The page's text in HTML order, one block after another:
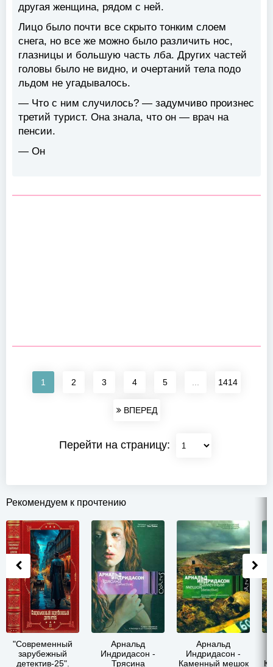
другая женщина, рядом с ней.
Лицо было почти все скрыто тонким слоем
снега, но все же можно было различить нос,
глазницы и большую часть лба. Других частей
головы было не видно, и очертаний тела подо
льдом не угадывалось.
— Что с ним случилось? — задумчиво произнес
третий турист. Она знала, что он — врач на
пенсии.
— Он
1 2 3 4 5 ... 1414
ВПЕРЕД
Перейти на страницу:
Рекомендуем к прочтению
"Современный
зарубежный
детектив-25".
Арнальд
Индридасон -
Трясина
Арнальд
Индридасон -
Каменный мешок